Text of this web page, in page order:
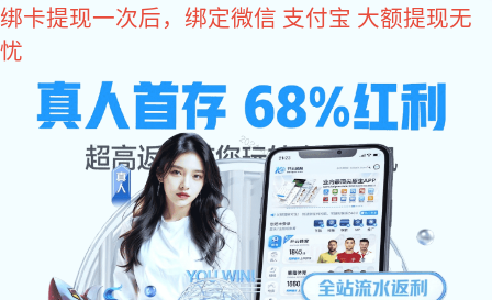
im电竞
im电竞 公司 产品 案例 im电竞